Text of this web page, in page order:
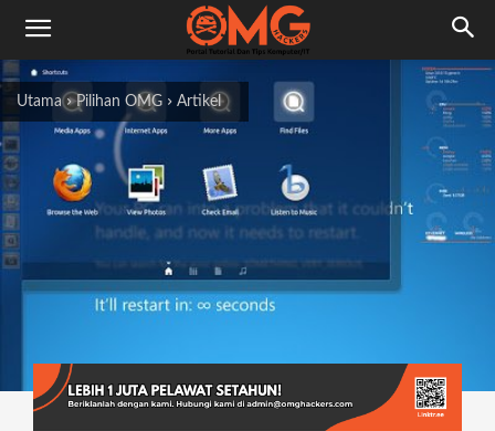
Utama Pilihan OMG Artikel